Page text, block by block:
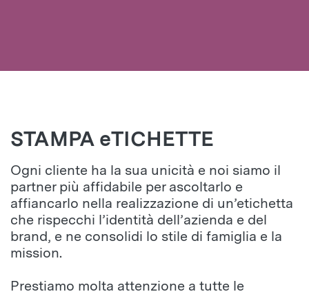
STAMPA eTICHETTE
Ogni cliente ha la sua unicità e noi siamo il
partner più affidabile per ascoltarlo e
affiancarlo nella realizzazione di un’etichetta
che rispecchi l’identità dell’azienda e del
brand, e ne consolidi lo stile di famiglia e la
mission.
Prestiamo molta attenzione a tutte le